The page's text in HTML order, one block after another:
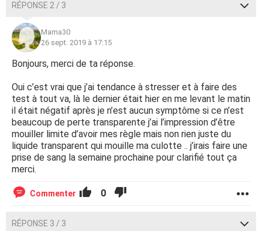
RÉPONSE 2 / 3
Mama30
26 sept. 2019 à 17:15
Bonjours, merci de ta réponse.
Oui c’est vrai que j’ai tendance à stresser et à faire des
test à tout va, là le dernier était hier en me levant le matin
il était négatif après je n’est aucun symptôme si ce n’est
beaucoup de perte transparente j’ai l’impression d’être
mouiller limite d’avoir mes règle mais non rien juste du
liquide transparent qui mouille ma culotte .. j’irais faire une
prise de sang la semaine prochaine pour clarifié tout ça
merci.
Commenter 0
RÉPONSE 3 / 3